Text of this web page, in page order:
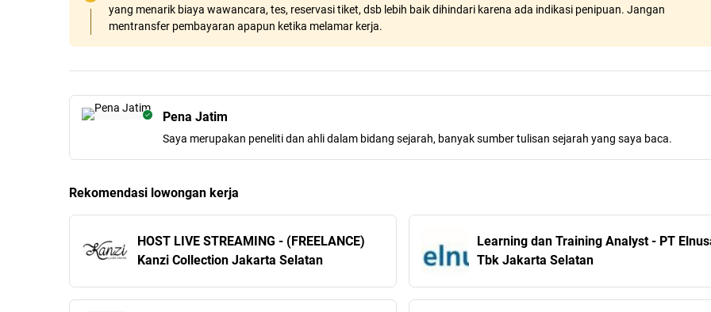
yang menarik biaya wawancara, tes, reservasi tiket, dsb lebih baik dihindari karena ada indikasi penipuan. Jangan
mentransfer pembayaran apapun ketika melamar kerja.
Pena Jatim
Saya merupakan peneliti dan ahli dalam bidang sejarah, banyak sumber tulisan sejarah yang saya baca.
Rekomendasi lowongan kerja
HOST LIVE STREAMING - (FREELANCE)
Kanzi Collection Jakarta Selatan
Learning dan Training Analyst - PT
Tbk Jakarta Selatan